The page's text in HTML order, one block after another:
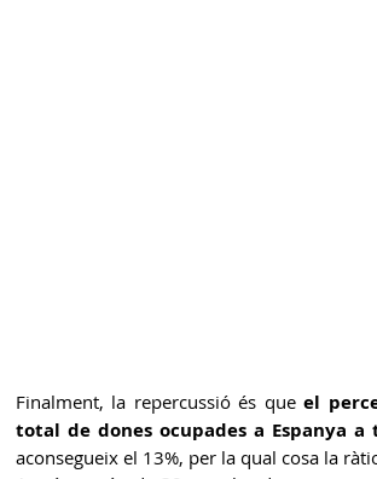
Finalment, la repercussió és que el
total de dones ocupades a Espanya a
aconsegueix el 13%, per la qual cosa la